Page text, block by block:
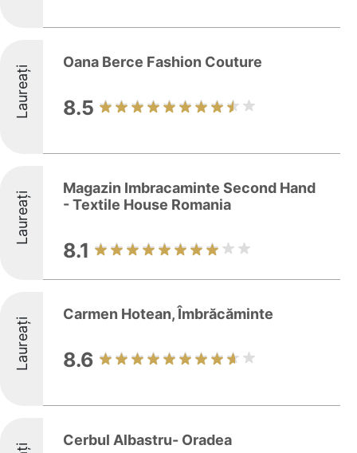
Laureați
Oana Berce Fashion Couture
8.5
Laureați
Magazin Imbracaminte Second Hand
- Textile House Romania
8.1
Laureați
Carmen Hotean, Îmbrăcăminte
8.6
Cerbul Albastru- Oradea